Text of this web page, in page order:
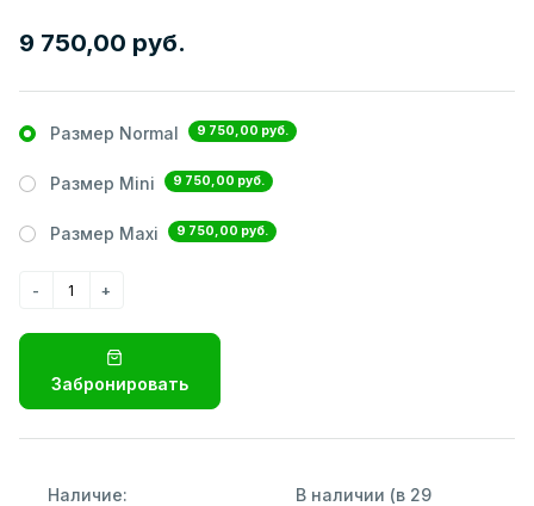
9 750,00 руб.
Размер Normal 9 750,00 руб.
Размер Mini 9 750,00 руб.
Размер Maxi 9 750,00 руб.
Забронировать
Наличие:
В наличии (в 29